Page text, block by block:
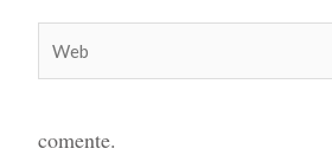
comente.